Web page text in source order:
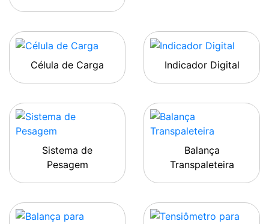
Célula de Carga Indicador Digital
Sistema de
Pesagem
Balança
Transpaleteira